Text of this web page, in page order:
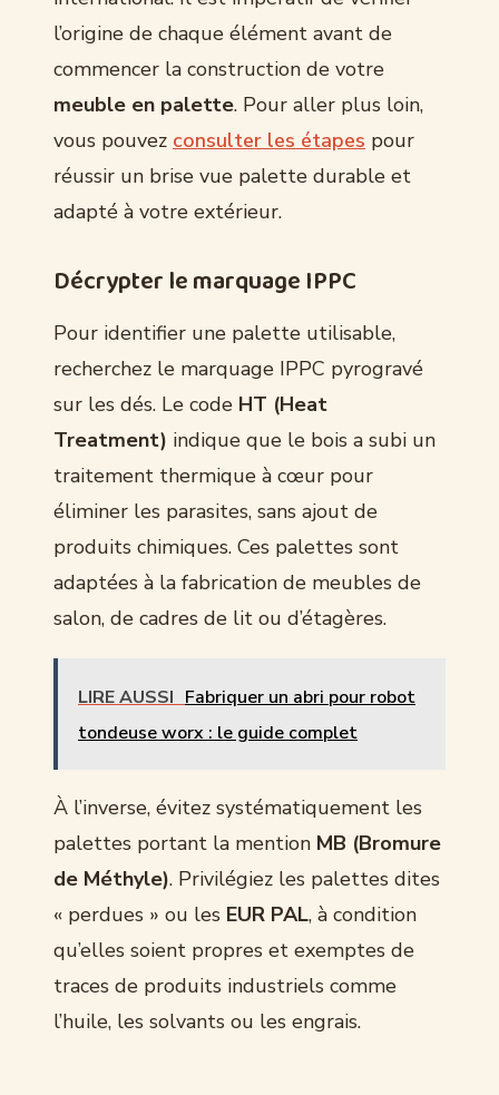
l’origine de chaque élément avant de
commencer la construction de votre
meuble en palette. Pour aller plus loin,
vous pouvez consulter les étapes pour
réussir un brise vue palette durable et
adapté à votre extérieur.
Décrypter le marquage IPPC
Pour identifier une palette utilisable,
recherchez le marquage IPPC pyrogravé
sur les dés. Le code HT (Heat
Treatment) indique que le bois a subi un
traitement thermique à cœur pour
éliminer les parasites, sans ajout de
produits chimiques. Ces palettes sont
adaptées à la fabrication de meubles de
salon, de cadres de lit ou d’étagères.
LIRE AUSSI Fabriquer un abri pour robot
tondeuse worx : le guide complet
À l’inverse, évitez systématiquement les
palettes portant la mention MB (Bromure
de Méthyle). Privilégiez les palettes dites
« perdues » ou les EUR PAL, à condition
qu’elles soient propres et exemptes de
traces de produits industriels comme
l’huile, les solvants ou les engrais.